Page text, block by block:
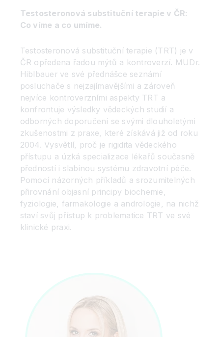
Testosteronová substituční terapie v ČR:
Co víme a co umíme.
Testosteronová substituční terapie (TRT) je v
ČR opředena řadou mýtů a kontroverzí. MUDr.
Hiblbauer ve své přednášce seznámí
posluchače s nejzajímavějšími a zároveň
nejvíce kontroverzními aspekty TRT a
konfrontuje výsledky vědeckých studií a
odborných doporučení se svými dlouholetými
zkušenostmi z praxe, které získává již od roku
2004. Vysvětlí, proč je rigidita vědeckého
přístupu a úzká specializace lékařů současně
předností i slabinou systému zdravotní péče.
Pomocí názorných příkladů a srozumitelných
přirovnání objasní principy biochemie,
fyziologie, farmakologie a andrologie, na nichž
staví svůj přístup k problematice TRT ve své
klinické praxi.